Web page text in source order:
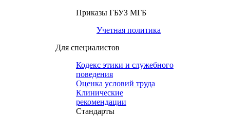
Приказы ГБУЗ МГБ
Учетная политика
Для специалистов
Кодекс этики и служебного
поведения
Оценка условий труда
Клинические
рекомендации
Cтандарты